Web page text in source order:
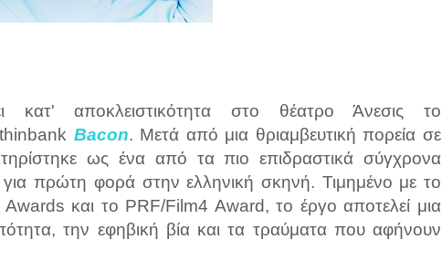
αποκλειστικότητα στο θέατρο Άνεσις το
Bacon. Μετά από μια θριαμβευτική πορεία σε
ως ένα από τα πιο επιδραστικά σύγχρονα
για πρώτη φορά στην ελληνική σκηνή. Τιμημένο με το
και το PRF/Film4 Award, το έργο αποτελεί μια
την εφηβική βία και τα τραύματα που αφήνουν